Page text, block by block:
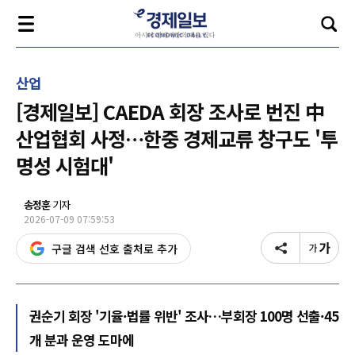
산업
[경제일보] CAEDA 회장 조사로 번진 中
산업협회 사정…한중 경제교류 창구도 '투
명성 시험대'
송정훈기자
2026-07-09 07:59:53
구글 검색 선호 출처로 추가
권순기 회장 '기율·법률 위반' 조사…부회장 100명 선출·45
개 분과 운영 도마에